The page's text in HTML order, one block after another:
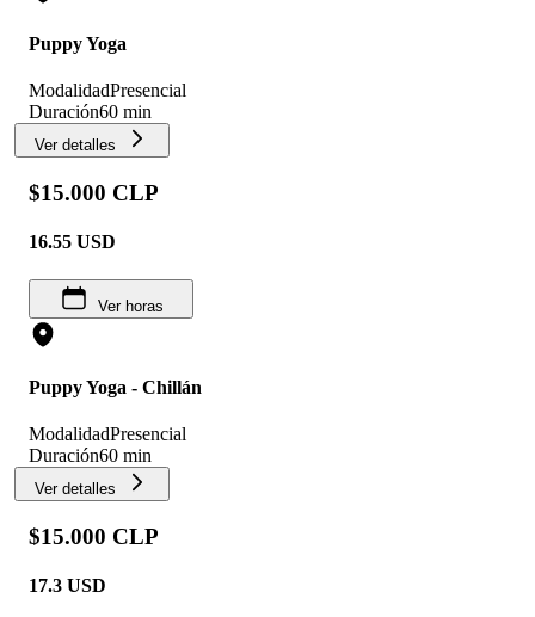
Puppy Yoga
ModalidadPresencial
Duración60 min
Ver detalles
$15.000 CLP
16.55 USD
Ver horas
Puppy Yoga - Chillán
ModalidadPresencial
Duración60 min
Ver detalles
$15.000 CLP
17.3 USD